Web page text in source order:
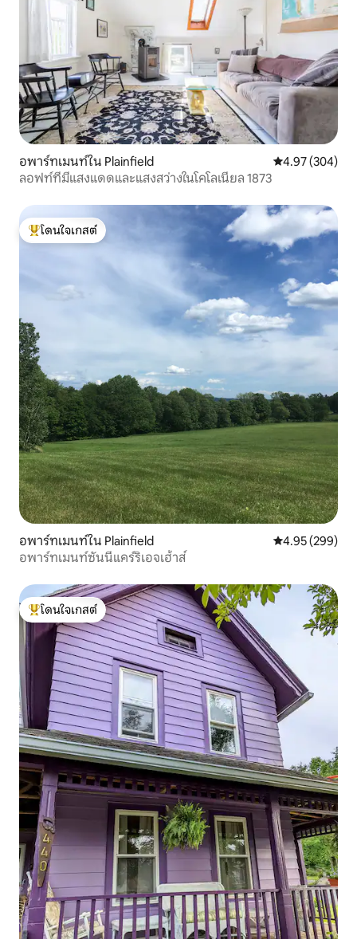
อพาร์ทเมนท์ใน Plainfield คะแนนเฉลี่ย
4.97 (304)
ลอฟท์ที่มีแสงแดดและแสงสว่างในโคโลเนียล 1873
โดนใจเกสต์ที่สุด
โดนใจเกสต์
อพาร์ทเมนท์ใน Plainfield คะแนนเฉลี่ย
4.95 (299)
อพาร์ทเมนท์ซันนี่แคร์ริเอจเฮ้าส์
โดนใจเกสต์ที่สุด
โดนใจเกสต์